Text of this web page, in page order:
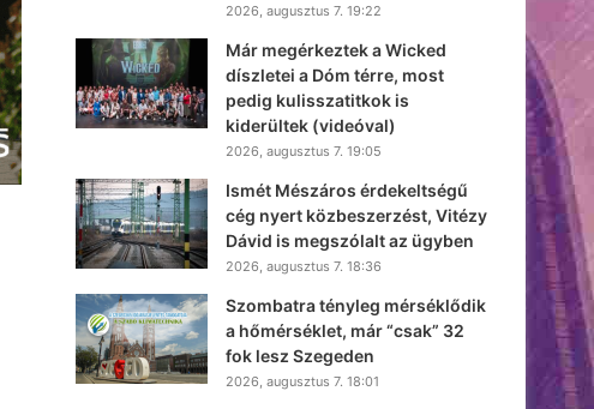
2026, augusztus 7. 19:22
Már megérkeztek a Wicked
díszletei a Dóm térre, most
pedig kulisszatitkok is
kiderültek (videóval)
2026, augusztus 7. 19:05
Ismét Mészáros érdekeltségű
cég nyert közbeszerzést, Vitézy
Dávid is megszólalt az ügyben
2026, augusztus 7. 18:36
Szombatra tényleg mérséklődik
a hőmérséklet, már “csak” 32
fok lesz Szegeden
2026, augusztus 7. 18:01